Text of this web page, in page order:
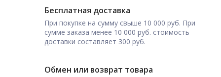
Бесплатная доставка
При покупке на сумму свыше 10 000 руб. При
сумме заказа менее 10 000 руб. стоимость
доставки составляет 300 руб.
Обмен или возврат товара